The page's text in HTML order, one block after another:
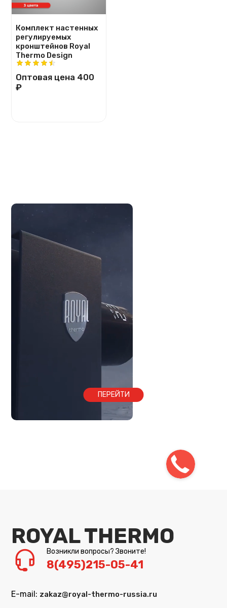
Комплект настенных
регулируемых
кронштейнов Royal
Thermo Design
Оптовая цена 400
₽
ПЕРЕЙТИ
ROYAL THERMO
Возникли вопросы? Звоните!
8(495)215-05-41
E-mail: zakaz@royal-thermo-russia.ru